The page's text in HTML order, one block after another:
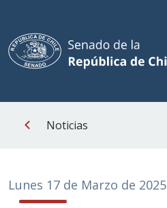
Noticias
Lunes 17 de Marzo de 2025